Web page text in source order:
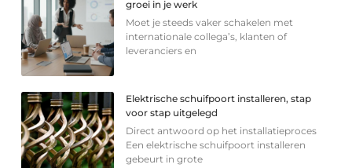
groei in je werk
Moet je steeds vaker schakelen met
internationale collega’s, klanten of
leveranciers en
Elektrische schuifpoort installeren, stap
voor stap uitgelegd
Direct antwoord op het installatieproces
Een elektrische schuifpoort installeren
gebeurt in grote